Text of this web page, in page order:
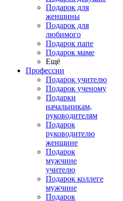
Подарок для
женщины
Подарок для
любимого
Подарок папе
Подарок маме
Ещё
Профессии
Подарок учителю
Подарок ученому
Подарки
начальникам,
руководителям
Подарок
руководителю
женщине
Подарок
мужчине
учителю
Подарок коллеге
мужчине
Подарок